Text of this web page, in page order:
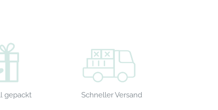
gepackt Schneller Versand